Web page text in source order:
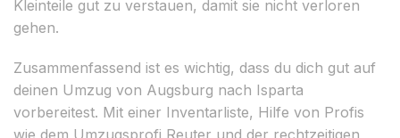
Kleinteile gut zu verstauen, damit sie nicht verloren
gehen.
Zusammenfassend ist es wichtig, dass du dich gut auf
deinen Umzug von Augsburg nach Isparta
vorbereitest. Mit einer Inventarliste, Hilfe von Profis
wie dem Umzugsprofi Reuter und der rechtzeitigen